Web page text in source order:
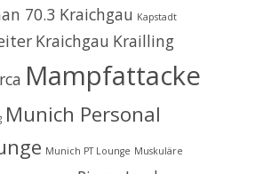
70.3 Kraichgau Kapstadt
Kraichgau Krailling
Mampfattacke
Munich Personal
Munich PT Lounge Muskuläre